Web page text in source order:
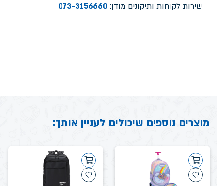
שירות לקוחות ותיקונים מודן: 073-3156660
מוצרים נוספים שיכולים לעניין אותך: